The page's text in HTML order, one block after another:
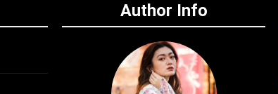
Author Info